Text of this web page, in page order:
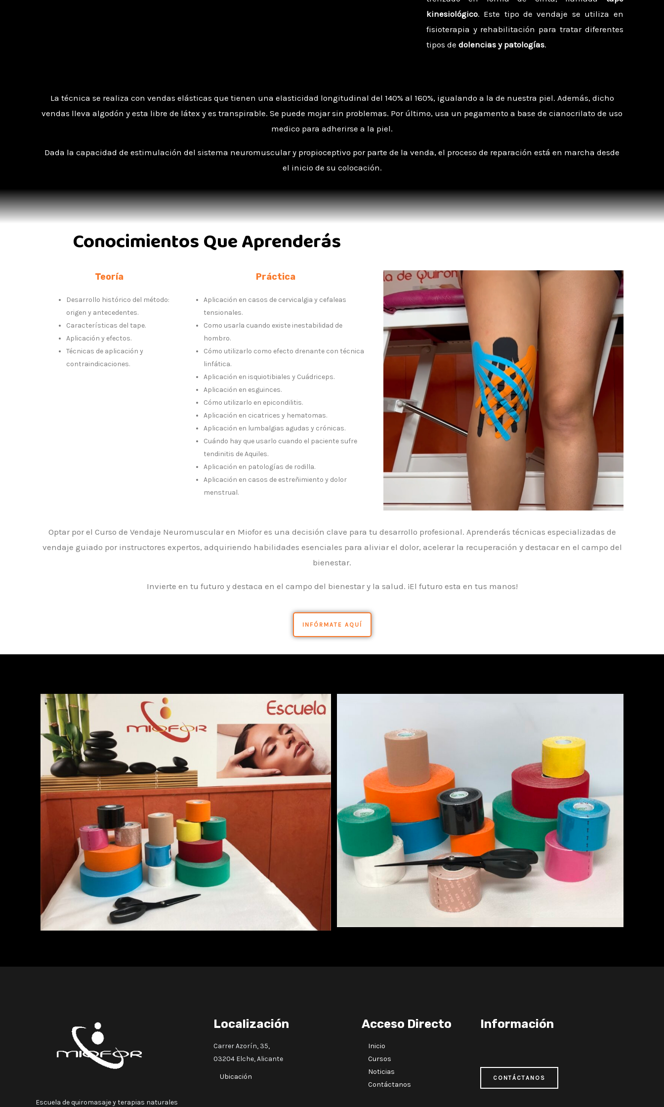
kinesiológico. Este tipo de vendaje se utiliza en
fisioterapia y rehabilitación para tratar diferentes
tipos de dolencias y patologías.
La técnica se realiza con vendas elásticas que tienen una elasticidad longitudinal del 140% al 160%, igualando a la de nuestra piel. Además, dicho
vendas lleva algodón y esta libre de látex y es transpirable. Se puede mojar sin problemas. Por último, usa un pegamento a base de cianocrilato de uso
medico para adherirse a la piel.
Dada la capacidad de estimulación del sistema neuromuscular y propioceptivo por parte de la venda, el proceso de reparación está en marcha desde
el inicio de su colocación.
Conocimientos Que Aprenderás
Teoría
Desarrollo histórico del método:
origen y antecedentes.
Características del tape.
Aplicación y efectos.
Técnicas de aplicación y
contraindicaciones.
Práctica
Aplicación en casos de cervicalgia y cefaleas
tensionales.
Como usarla cuando existe inestabilidad de
hombro.
Cómo utilizarlo como efecto drenante con técnica
linfática.
Aplicación en isquiotibiales y Cuádriceps.
Aplicación en esguinces.
Cómo utilizarlo en epicondilitis.
Aplicación en cicatrices y hematomas.
Aplicación en lumbalgias agudas y crónicas.
Cuándo hay que usarlo cuando el paciente sufre
tendinitis de Aquiles.
Aplicación en patologías de rodilla.
Aplicación en casos de estreñimiento y dolor
menstrual.
Optar por el Curso de Vendaje Neuromuscular en Miofor es una decisión clave para tu desarrollo profesional. Aprenderás técnicas especializadas de
vendaje guiado por instructores expertos, adquiriendo habilidades esenciales para aliviar el dolor, acelerar la recuperación y destacar en el campo del
bienestar.
Invierte en tu futuro y destaca en el campo del bienestar y la salud. ¡El futuro esta en tus manos!
INFÓRMATE AQUÍ
Escuela de quiromasaje y terapias naturales
Localización
Carrer Azorín, 35,
03204 Elche, Alicante
Ubicación
Acceso Directo
Inicio
Cursos
Noticias
Contáctanos
Información
CONTÁCTANOS